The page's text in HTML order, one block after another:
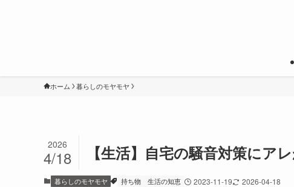
ホーム 暮らしのモヤモヤ
【生活】自宅の騒音対策にア
2026
4/18
暮らしのモヤモヤ 持ち物 生活の知恵 2023-11-19 2026-04-18